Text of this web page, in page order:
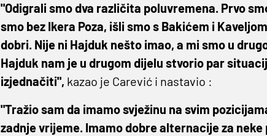
"Odigrali smo dva različita poluvremena. Prvo
smo bez Ikera Poza, išli smo s Bakićem i
dobri. Nije ni Hajduk nešto imao, a mi smo u
Hajduk nam je u drugom dijelu stvorio par
izjednačiti", kazao je Carević i nastavio :
"Tražio sam da imamo svježinu na svim
zadnje vrijeme. Imamo dobre alternacije za